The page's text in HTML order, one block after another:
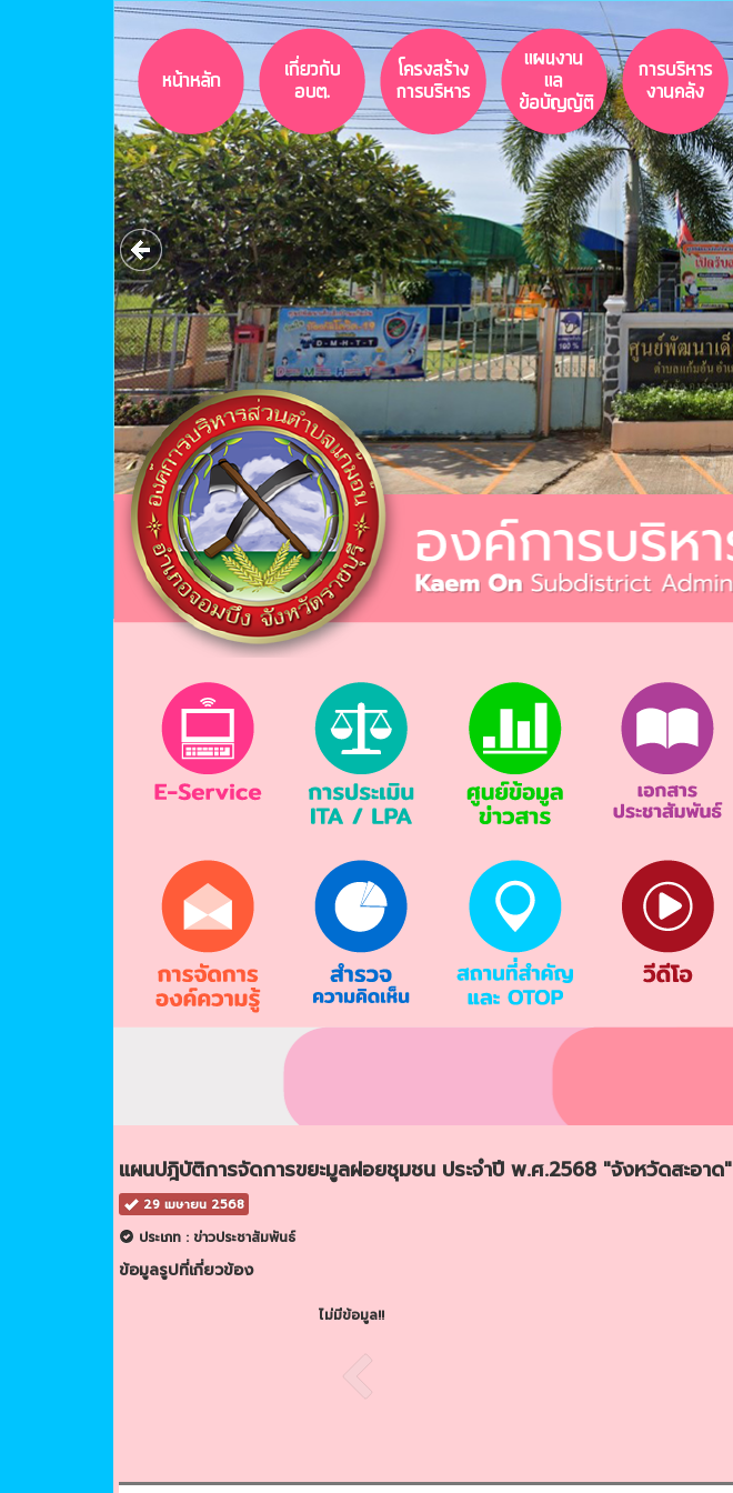
แผนปฎิบัติการจัดการขยะมูลฝอยชุมชน ประจำปี พ.ศ.2568 "จังหวัดสะอาด"
29 เมษายน 2568
ประเภท : ข่าวประชาสัมพันธ์
ข้อมูลรูปที่เกี่ยวข้อง
ไม่มีข้อมูล!!